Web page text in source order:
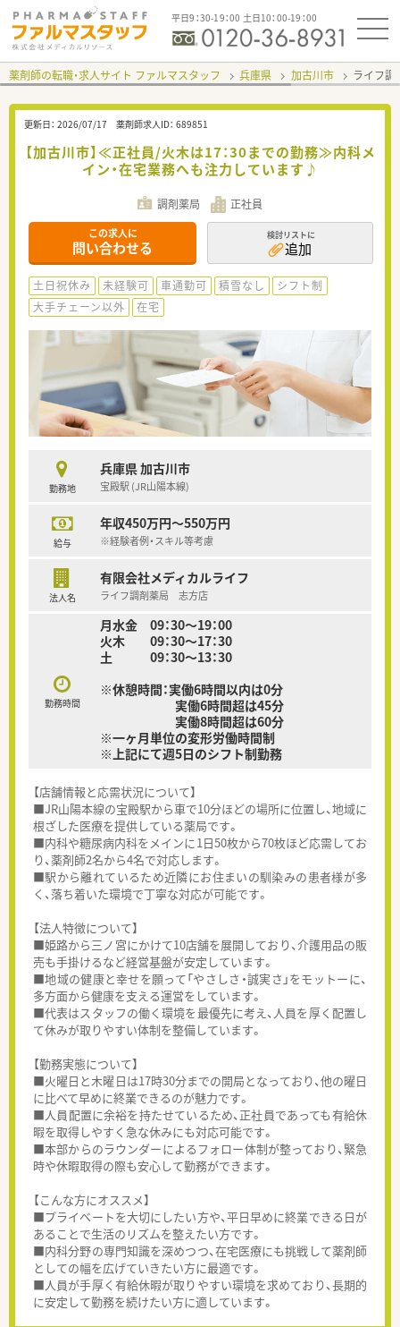
平日9：30-19：00 土日10：00-19：00
薬剤師の転職・求人サイト ファルマスタッフ 兵庫県 加古川市 ライフ
更新日： 2026/07/17 薬剤師求人ID： 689851
【加古川市】≪正社員/火木は17：30までの勤務≫内科メ
イン・在宅業務へも注力しています♪
調剤薬局 正社員
この求人に
問い合わせる
検討リストに
追加
土日祝休み 未経験可 車通勤可 積雪なし
シフト制
大手チェーン以外
在宅
勤務地
兵庫県 加古川市
宝殿駅 (JR山陽本線)
給与
年収450万円～550万円
※経験者例・スキル等考慮
法人名
有限会社メディカルライフ
ライフ調剤薬局 志方店
勤務時間
月水金 09：30～19：00
火木 09：30～17：30
土 09：30～13：30
※休憩時間：実働6時間以内は0分
実働6時間超は45分
実働8時間超は60分
※一ヶ月単位の変形労働時間制
※上記にて週5日のシフト制勤務
【店舗情報と応需状況について】
■JR山陽本線の宝殿駅から車で10分ほどの場所に位置し、地域に
根ざした医療を提供している薬局です。
■内科や糖尿病内科をメインに1日50枚から70枚ほど応需してお
り、薬剤師2名から4名で対応します。
■駅から離れているため近隣にお住まいの馴染みの患者様が多
く、落ち着いた環境で丁寧な対応が可能です。
【法人特徴について】
■姫路から三ノ宮にかけて10店舗を展開しており、介護用品の販
売も手掛けるなど経営基盤が安定しています。
■地域の健康と幸せを願って「やさしさ・誠実さ」をモットーに、
多方面から健康を支える運営をしています。
■代表はスタッフの働く環境を最優先に考え、人員を厚く配置し
て休みが取りやすい体制を整備しています。
【勤務実態について】
■火曜日と木曜日は17時30分までの開局となっており、他の曜日
に比べて早めに終業できるのが魅力です。
■人員配置に余裕を持たせているため、正社員であっても有給休
暇を取得しやすく急な休みにも対応可能です。
■本部からのラウンダーによるフォロー体制が整っており、緊急
時や休暇取得の際も安心して勤務ができます。
【こんな方にオススメ】
■プライベートを大切にしたい方や、平日早めに終業できる日が
あることで生活のリズムを整えたい方です。
■内科分野の専門知識を深めつつ、在宅医療にも挑戦して薬剤師
としての幅を広げていきたい方に最適です。
■人員が手厚く有給休暇が取りやすい環境を求めており、長期的
に安定して勤務を続けたい方に適しています。